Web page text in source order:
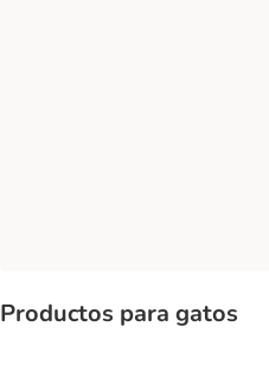
Productos para gatos